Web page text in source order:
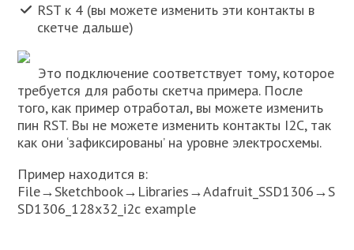
RST к 4 (вы можете изменить эти контакты в
скетче дальше)
Это подключение соответствует тому, которое
требуется для работы скетча примера. После
того, как пример отработал, вы можете изменить
пин RST. Вы не можете изменить контакты I2C, так
как они ‘зафиксированы’ на уровне электросхемы.
Пример находится в:
File→Sketchbook→Libraries→Adafruit_SSD1306→S
SD1306_128x32_i2c example